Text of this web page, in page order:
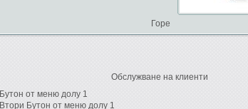
Горе
Обслужване на клиенти
Бутон от меню долу 1
Втори Бутон от меню долу 1